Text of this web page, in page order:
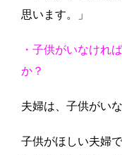
思います。」
・子供がいなけれ
か？
夫婦は、子供がい
子供がほしい夫婦